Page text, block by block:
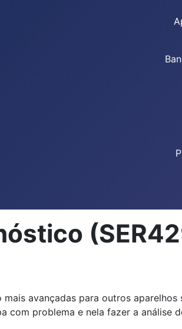
mais avançadas para outros
com problema e nela fazer a análise